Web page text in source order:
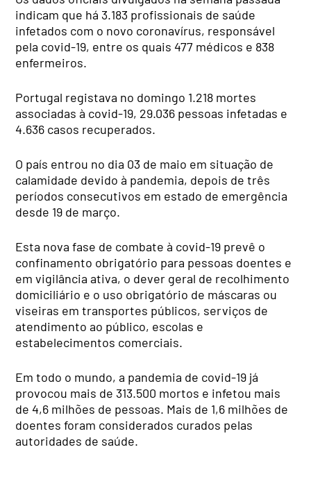
indicam que há 3.183 profissionais de saúde
infetados com o novo coronavírus, responsável
pela covid-19, entre os quais 477 médicos e 838
enfermeiros.
Portugal registava no domingo 1.218 mortes
associadas à covid-19, 29.036 pessoas infetadas e
4.636 casos recuperados.
O país entrou no dia 03 de maio em situação de
calamidade devido à pandemia, depois de três
períodos consecutivos em estado de emergência
desde 19 de março.
Esta nova fase de combate à covid-19 prevê o
confinamento obrigatório para pessoas doentes e
em vigilância ativa, o dever geral de recolhimento
domiciliário e o uso obrigatório de máscaras ou
viseiras em transportes públicos, serviços de
atendimento ao público, escolas e
estabelecimentos comerciais.
Em todo o mundo, a pandemia de covid-19 já
provocou mais de 313.500 mortos e infetou mais
de 4,6 milhões de pessoas. Mais de 1,6 milhões de
doentes foram considerados curados pelas
autoridades de saúde.